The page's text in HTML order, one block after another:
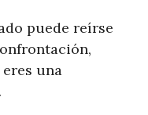
puede reírse
una